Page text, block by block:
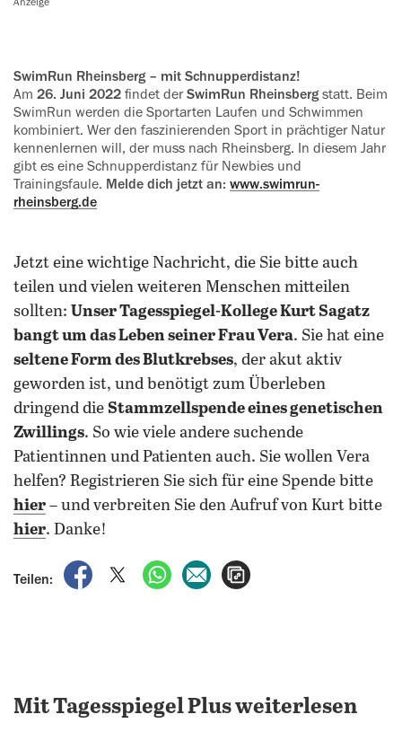
SwimRun Rheinsberg – mit Schnupperdistanz!
Am 26. Juni 2022 findet der SwimRun Rheinsbergstatt. Beim
SwimRun werden die Sportarten Laufen und Schwimmen
kombiniert. Wer den faszinierenden Sport in prächtiger Natur
kennenlernen will, der muss nach Rheinsberg. In diesem Jahr
gibt es eine Schnupperdistanz für Newbies und
Trainingsfaule. Melde dich jetzt an: www.swimrun-
rheinsberg.de
Jetzt eine wichtige Nachricht, die Sie bitte auch
teilen und vielen weiteren Menschen mitteilen
sollten: Unser Tagesspiegel-Kollege Kurt Sagatz
bangt um das Leben seiner Frau Vera. Sie hat eine
seltene Form des Blutkrebses, der akut aktiv
geworden ist, und benötigt zum Überleben
dringend die Stammzellspende eines genetischen
Zwillings. So wie viele andere suchende
Patientinnen und Patienten auch. Sie wollen Vera
helfen? Registrieren Sie sich für eine Spende bitte
hier – und verbreiten Sie den Aufruf von Kurt bitte
hier. Danke!
Teilen:
auf Facebook teilen
auf X teilenper WhatsApp teilen
per E-Mail teilen
Mit Tagesspiegel Plus weiterlesen